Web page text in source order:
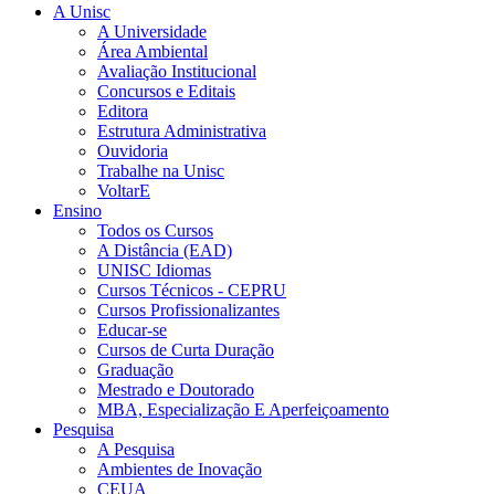
A Unisc
A Universidade
Área Ambiental
Avaliação Institucional
Concursos e Editais
Editora
Estrutura Administrativa
Ouvidoria
Trabalhe na Unisc
VoltarE
Ensino
Todos os Cursos
A Distância (EAD)
UNISC Idiomas
Cursos Técnicos - CEPRU
Cursos Profissionalizantes
Educar-se
Cursos de Curta Duração
Graduação
Mestrado e Doutorado
MBA, Especialização E Aperfeiçoamento
Pesquisa
A Pesquisa
Ambientes de Inovação
CEUA